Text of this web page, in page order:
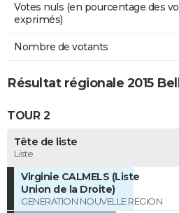
Votes nuls (en pourcentage des
exprimés)
Nombre de votants
Résultat régionale 2015
TOUR 2
Tête de liste
Liste
Virginie CALMELS (Liste
Union de la Droite)
GENERATION NOUVELLE REGION